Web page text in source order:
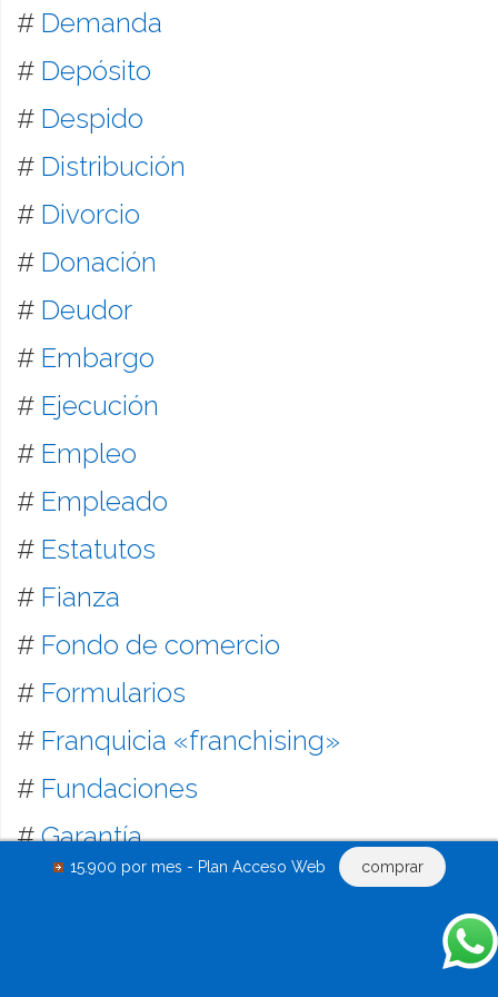
15.900 por mes - Plan Acceso Web comprar
# Demanda
# Depósito
# Despido
# Distribución
# Divorcio
# Donación
# Deudor
# Embargo
# Ejecución
# Empleo
# Empleado
# Estatutos
# Fianza
# Fondo de comercio
# Formularios
# Franquicia «franchising»
# Fundaciones
#Garantía
Gastos